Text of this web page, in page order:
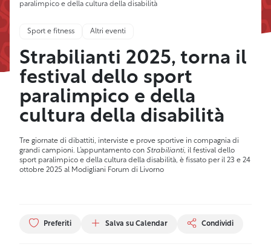
paralimpico e della cultura della disabilità
Sport e fitness Altri eventi
Strabilianti 2025, torna il
festival dello sport
paralimpico e della
cultura della disabilità
Tre giornate di dibattiti, interviste e prove sportive in compagnia di
grandi campioni. L’appuntamento con Strabilianti, il festival dello
sport paralimpico e della cultura della disabilità, è fissato per il 23 e 24
ottobre 2025 al Modigliani Forum di Livorno
Preferiti Salva su Calendar Condividi